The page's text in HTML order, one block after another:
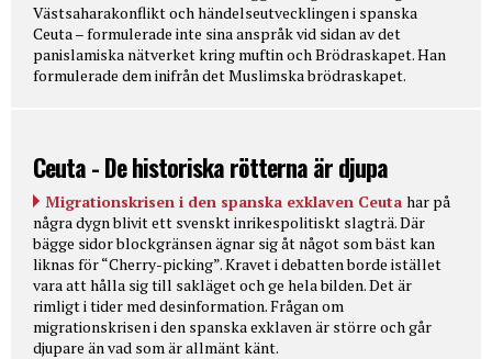
Västsaharakonflikt och händelseutvecklingen i spanska
Ceuta – formulerade inte sina anspråk vid sidan av det
panislamiska nätverket kring muftin och Brödraskapet. Han
formulerade dem inifrån det Muslimska brödraskapet.
Ceuta - De historiska rötterna är djupa
Migrationskrisen i den spanska exklaven Ceuta har på
några dygn blivit ett svenskt inrikespolitiskt slagträ. Där
bägge sidor blockgränsen ägnar sig åt något som bäst kan
liknas för “Cherry-picking”. Kravet i debatten borde istället
vara att hålla sig till sakläget och ge hela bilden. Det är
rimligt i tider med desinformation. Frågan om
migrationskrisen i den spanska exklaven är större och går
djupare än vad som är allmänt känt.